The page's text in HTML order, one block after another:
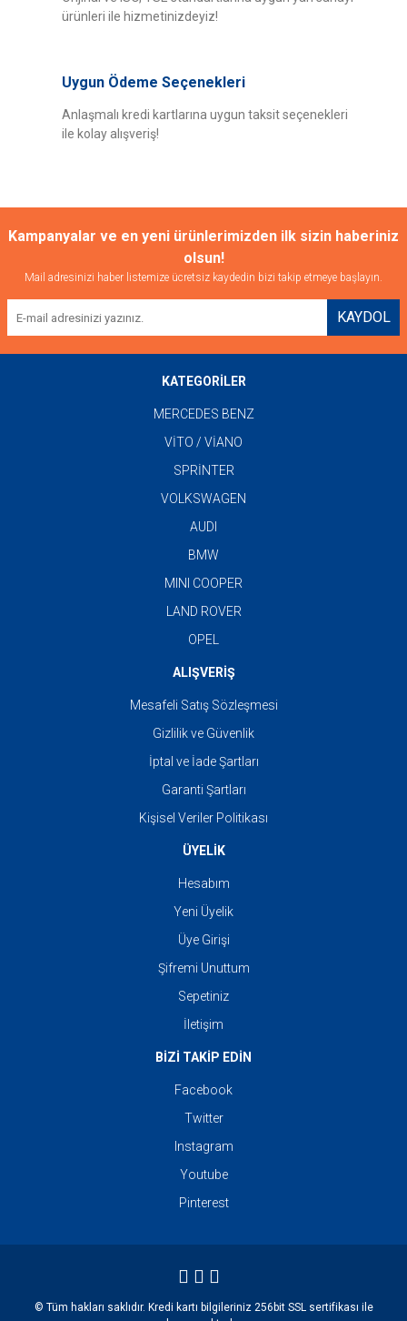
Bu ürüne benzer farklı alternatifler olmalı.
ürünleri ile hizmetinizdeyiz!
Uygun Ödeme Seçenekleri
Anlaşmalı kredi kartlarına uygun taksit seçenekleri
ile kolay alışveriş!
Kampanyalar ve en yeni ürünlerimizden ilk sizin haberiniz
olsun!
Mail adresinizi haber listemize ücretsiz kaydedin bizi takip etmeye başlayın.
KAYDOL
KATEGORİLER
MERCEDES BENZ
VİTO / VİANO
SPRİNTER
VOLKSWAGEN
AUDI
BMW
MINI COOPER
LAND ROVER
OPEL
ALIŞVERİŞ
Mesafeli Satış Sözleşmesi
Gizlilik ve Güvenlik
İptal ve İade Şartları
Garanti Şartları
Kişisel Veriler Politikası
ÜYELİK
Hesabım
Yeni Üyelik
Üye Girişi
Şifremi Unuttum
Sepetiniz
İletişim
BİZİ TAKİP EDİN
Facebook
Twitter
Instagram
Youtube
Pinterest
© Tüm hakları saklıdır. Kredi kartı bilgileriniz 256bit SSL sertifikası ile